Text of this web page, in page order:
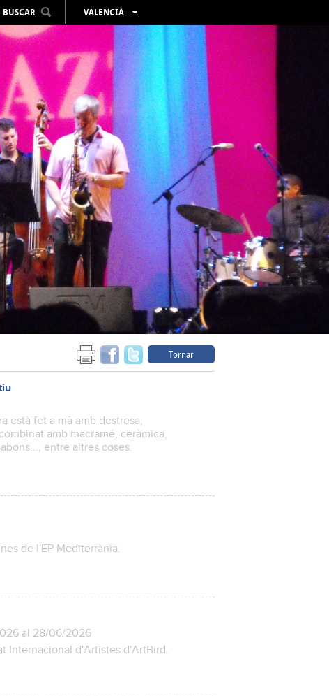
BUSCAR
VALENCIÀ
ESPAÑOL
ENGLISH
FRANÇAIS
DEUTSCH
РУССКИЙ
Tornar
està fet a mà amb destresa,
amb macramé, ceràmica,
entre altres coses.
de l'EP Mediterrània.
al 28/06/2026
Internacional d'Artistes d'ArtBird.